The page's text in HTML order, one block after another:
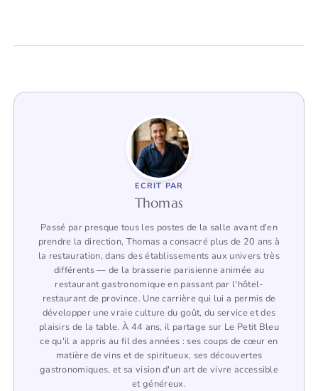
ECRIT PAR
Thomas
Passé par presque tous les postes de la salle avant d'en
prendre la direction, Thomas a consacré plus de 20 ans à
la restauration, dans des établissements aux univers très
différents — de la brasserie parisienne animée au
restaurant gastronomique en passant par l'hôtel-
restaurant de province. Une carrière qui lui a permis de
développer une vraie culture du goût, du service et des
plaisirs de la table. À 44 ans, il partage sur Le Petit Bleu
ce qu'il a appris au fil des années : ses coups de cœur en
matière de vins et de spiritueux, ses découvertes
gastronomiques, et sa vision d'un art de vivre accessible
et généreux.